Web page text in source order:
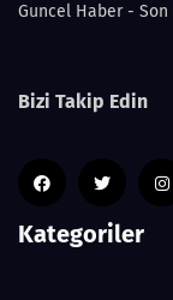
Guncel Haber -
Bizi Takip Edin
Kategoriler